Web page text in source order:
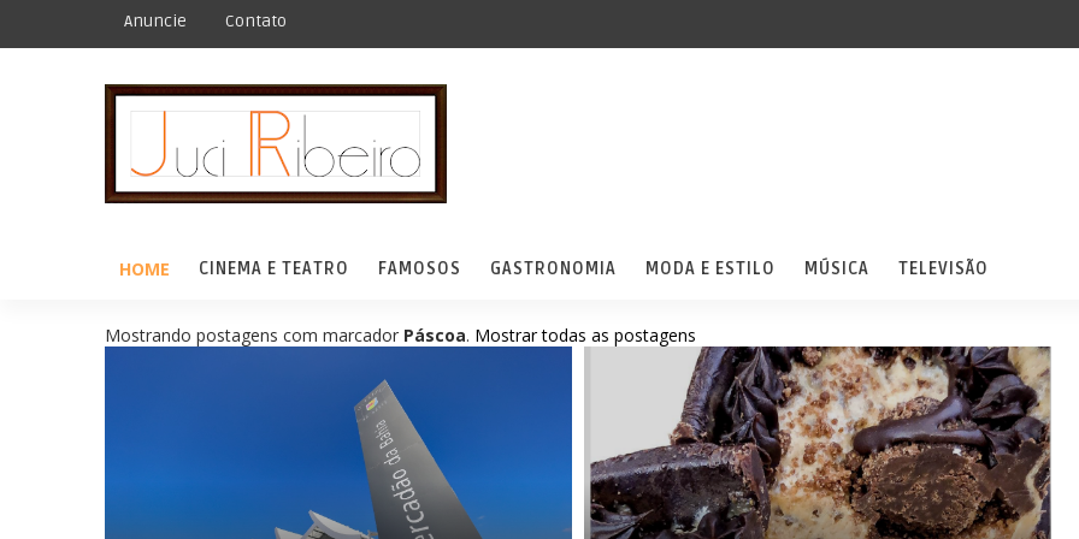
Anuncie Contato
HOME CINEMA E TEATRO FAMOSOS GASTRONOMIA MODA E ESTILO MÚSICA TELEVISÃO
Mostrando postagens com marcador Páscoa. Mostrar todas as postagens